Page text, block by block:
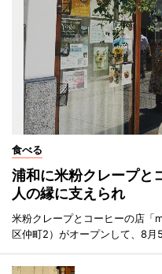
食べる
浦和に米粉クレープ
人の縁に支えられ
米粉クレープとコーヒーの店「
区仲町2）がオープンして、8月